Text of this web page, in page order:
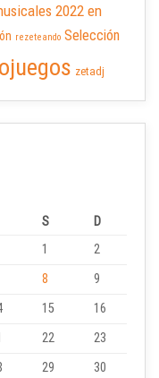
2022 en
rezeteando Selección
zetadj
S
D
1
2
8
9
15
16
22
23
29
30